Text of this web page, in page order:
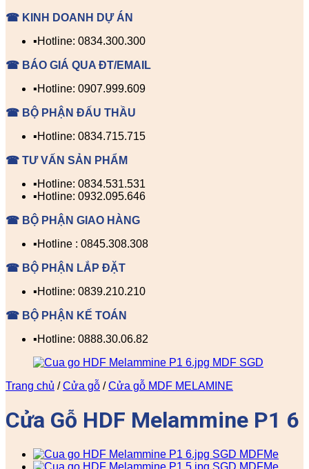
☎ KINH DOANH DỰ ÁN
▪️Hotline: 0834.300.300
☎ BÁO GIÁ QUA ĐT/EMAIL
▪️Hotline: 0907.999.609
☎ BỘ PHẬN ĐẤU THẦU
▪️Hotline: 0834.715.715
☎ TƯ VẤN SẢN PHẨM
▪️Hotline: 0834.531.531
▪️Hotline: 0932.095.646
☎ BỘ PHẬN GIAO HÀNG
▪️Hotline : 0845.308.308
☎ BỘ PHẬN LẮP ĐẶT
▪️Hotline: 0839.210.210
☎ BỘ PHẬN KẾ TOÁN
▪️Hotline: 0888.30.06.82
Trang chủ / Cửa gỗ / Cửa gỗ MDF MELAMINE
Cửa Gỗ HDF Melammine P1 6